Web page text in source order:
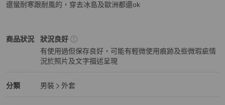
還蠻耐寒跟耐風的，穿去冰島及歐洲都還ok
商品狀況
LOEWE男裝商品狀態與細節
狀況良好
有使用過但保存良好，可能有輕微使用痕跡及些微瑕疵情
況於照片及文字描述呈現
分類
LOEWE 男裝分類資訊
男裝
外套